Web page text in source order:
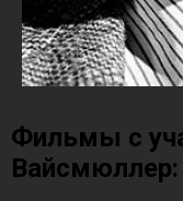
Фильмы с
Вайсмюллер: